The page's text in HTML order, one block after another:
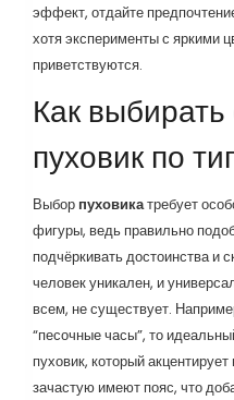
эффект, отдайте
хотя эксперименты с яркими
приветствуются.
Как
пуховик по
Выбор пуховикатребует
фигуры, ведь правильно
подчёркивать достоинства и
человек уникален, и
всем, не существует.
“песочные часы”, то
пуховик, который
зачастую имеют пояс, что